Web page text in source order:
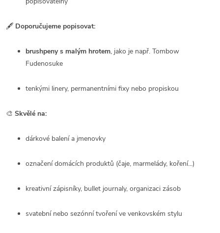
🖋️ Doporučujeme popisovat:
brushpeny s malým hrotem, jako je např. Tombow
Fudenosuke
tenkými linery, permanentními fixy nebo propiskou
🎨 Skvělé na:
dárkové balení a jmenovky
označení domácích produktů (čaje, marmelády, koření...)
kreativní zápisníky, bullet journaly, organizaci zásob
svatební nebo sezónní tvoření ve venkovském stylu